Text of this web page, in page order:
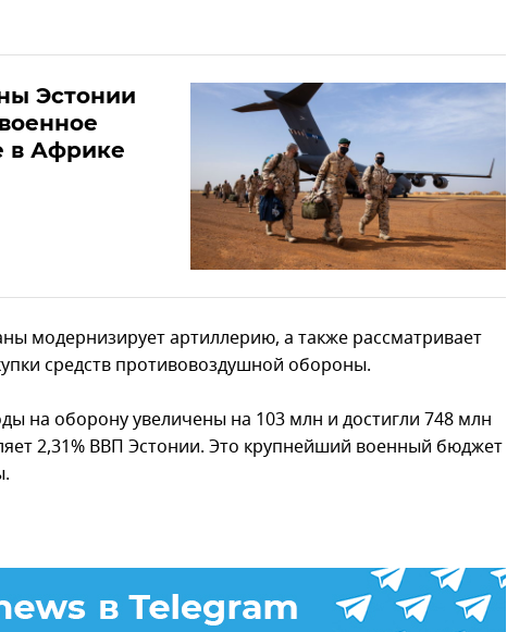
Эстонии
в Африке
модернизирует артиллерию, а также рассматривает
средств противовоздушной обороны.
на оборону увеличены на 103 млн и достигли 748 млн
2,31% ВВП Эстонии. Это крупнейший военный бюджет